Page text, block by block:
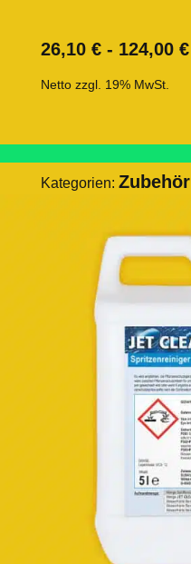
26,10 €- 124,00 €
Netto zzgl. 19% MwSt.
Kategorien: Zubehör